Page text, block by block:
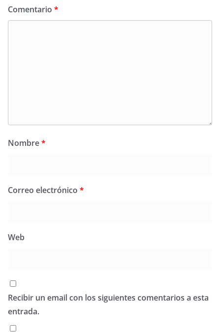
Comentario *
Nombre*
Correo electrónico *
Web
Recibir un email con los siguientes comentarios a esta
entrada.